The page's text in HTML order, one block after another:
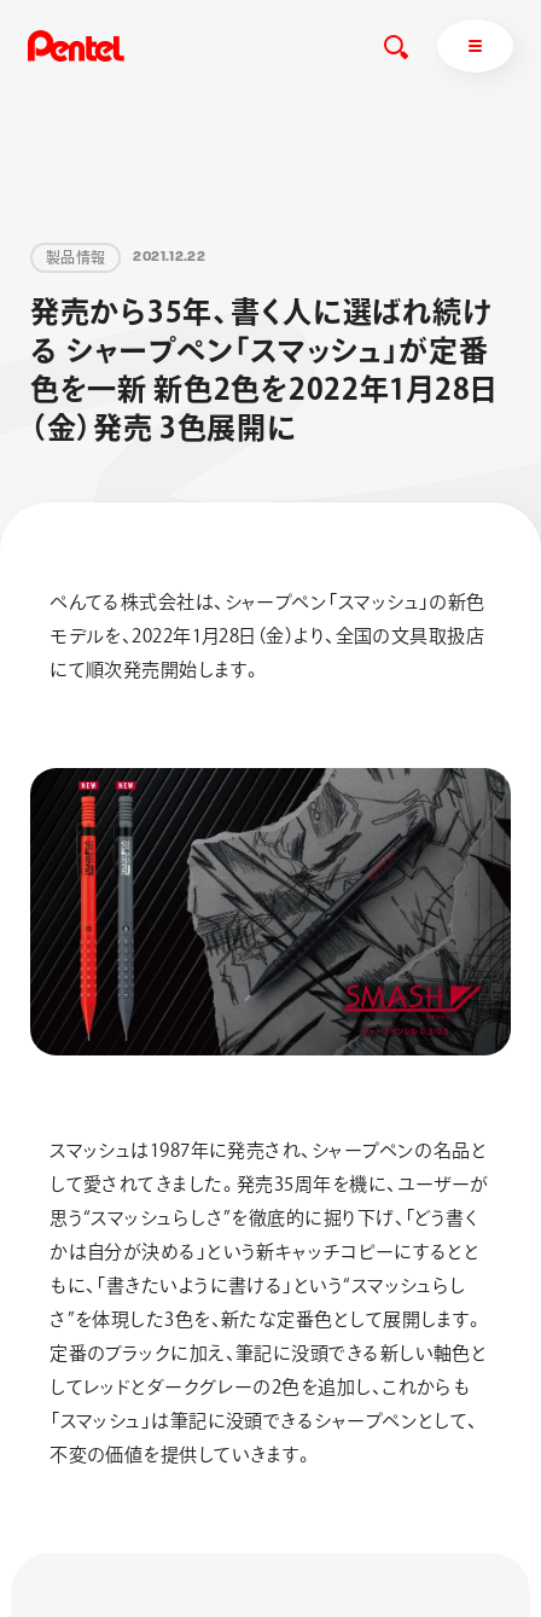
エナージェル サインペン オレンズ
ボールペン
ペン
マーカー
シャープペン
その他
ぺんてるについて
ぺんてるについてトップ
メッセージ
製品情報 2021.1 2.22
発売から35年、 書く 人 に選ばれ続け
る シャープペン 「 スマッシ ュ 」 が定番
色を一新 新色2色を2022年1 月 28 日
（金）発売 3色展 開 に
ぺんてる株式会社は、シャープペン「スマッシュ」の新色
モデルを、2022年1月28日（金）より、全国の文具取扱店
にて順次発売開始します。
スマッシュは1987年に発売され、シャープペンの名品と
して愛されてきました。発売35周年を機に、ユーザーが
思う“スマッシュらしさ”を徹底的に掘り下げ、「どう書く
かは自分が決める」という新キャッチコピーにするとと
もに、「書きたいように書ける」という“スマッシュらし
さ”を体現した3色を、新たな定番色として展開します。
定番のブラックに加え、筆記に没頭できる新しい軸色と
してレッドとダークグレーの2色を追加し、これからも
「スマッシュ」は筆記に没頭できるシャープペンとして、
不変の価値を提供していきます。